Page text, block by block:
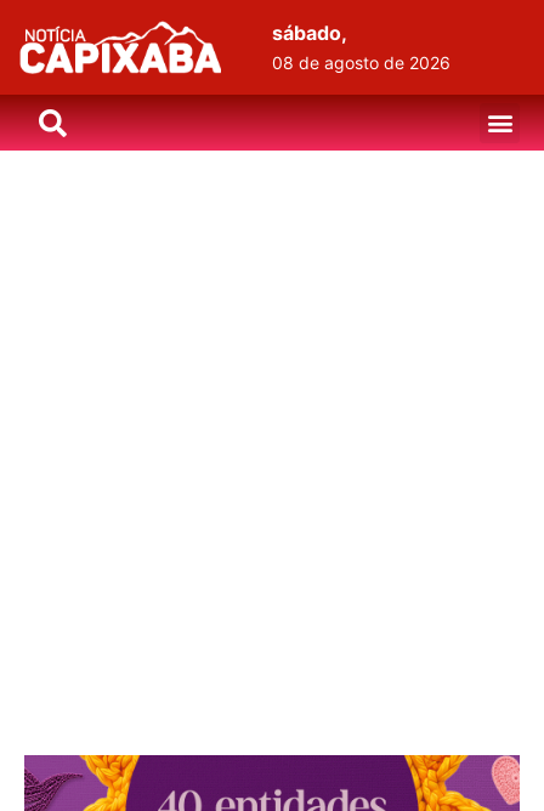
sábado,
08 de agosto de 2026